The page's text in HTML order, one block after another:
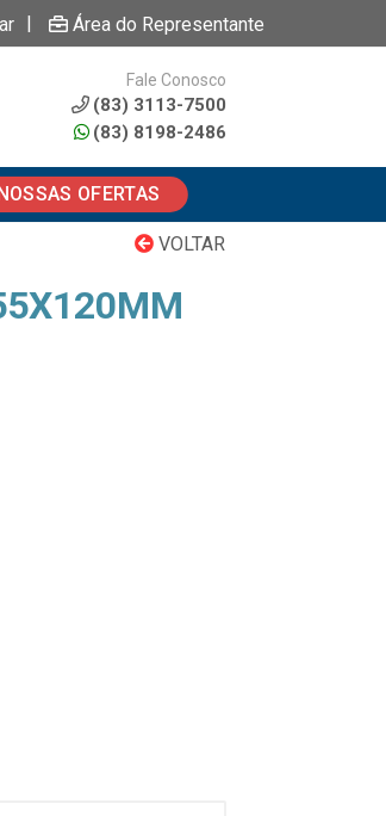
| Área do Representante
Fale Conosco
(83) 3113-7500
(83) 8198-2486
OFERTAS
VOLTAR